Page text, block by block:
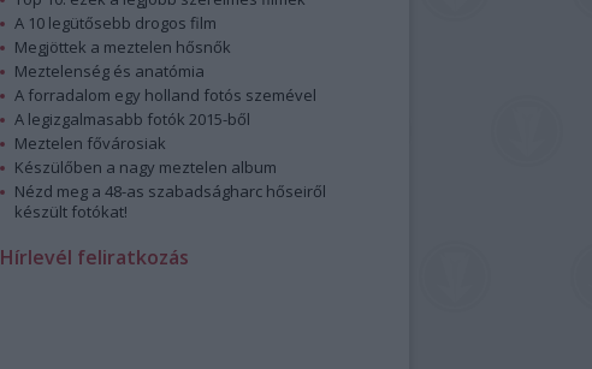
A 10 legütősebb drogos film
Megjöttek a meztelen hősnők
Meztelenség és anatómia
A forradalom egy holland fotós szemével
A legizgalmasabb fotók 2015-ből
Meztelen fővárosiak
Készülőben a nagy meztelen album
Nézd meg a 48-as szabadságharc hőseiről
készült fotókat!
Hírlevél feliratkozás